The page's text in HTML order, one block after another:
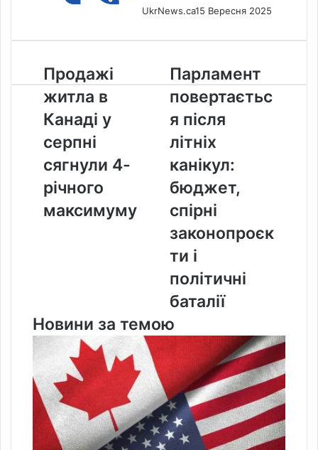
UkrNews.ca15 Вересня 2025
Продажі
житла
в
Канаді
у
серпні
4-
річного
Продажі
житла в
Канаді у
серпні
сягнули 4-
річного
максимуму
Парламент
повертається
після
літніх
канікул:
бюджет,
законопроєкти
і
політичні
баталії
Парламент
повертаєтьс
я після
літніх
канікул:
бюджет,
спірні
законопроєк
ти і
політичні
баталії
Новини за темою